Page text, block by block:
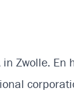
Zwolle. En